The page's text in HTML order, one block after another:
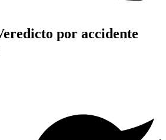
por accidente